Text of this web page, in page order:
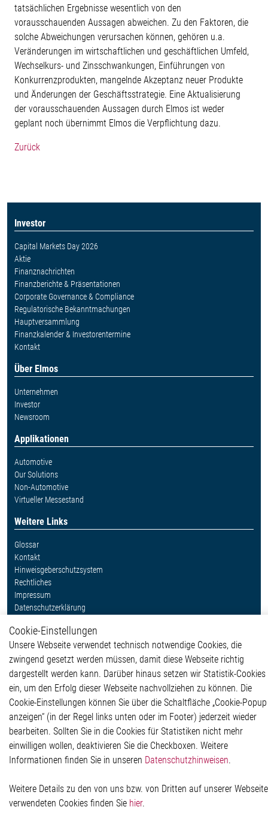
tatsächlichen Ergebnisse wesentlich von den
vorausschauenden Aussagen abweichen. Zu den Faktoren, die
solche Abweichungen verursachen können, gehören u.a.
Veränderungen im wirtschaftlichen und geschäftlichen Umfeld,
Wechselkurs- und Zinsschwankungen, Einführungen von
Konkurrenzprodukten, mangelnde Akzeptanz neuer Produkte
und Änderungen der Geschäftsstrategie. Eine Aktualisierung
der vorausschauenden Aussagen durch Elmos ist weder
geplant noch übernimmt Elmos die Verpflichtung dazu.
Zurück
Investor
Capital Markets Day 2026
Aktie
Finanznachrichten
Finanzberichte & Präsentationen
Corporate Governance & Compliance
Regulatorische Bekanntmachungen
Hauptversammlung
Finanzkalender & Investorentermine
Kontakt
Über Elmos
Unternehmen
Investor
Newsroom
Applikationen
Automotive
Our Solutions
Non-Automotive
Virtueller Messestand
Weitere Links
Glossar
Kontakt
Hinweisgeberschutzsystem
Rechtliches
Impressum
Datenschutzerklärung
Kontakt
Elmos Semiconductor SE
Werkstättenstraße 18
51379 Leverkusen
Telefon: +49 (0) 2171 / 40 183-0
info[at]elmos.com
Cookie-Einstellungen
Unsere Webseite verwendet technisch notwendige Cookies, die
zwingend gesetzt werden müssen, damit diese Webseite richtig
dargestellt werden kann. Darüber hinaus setzen wir Statistik-Cookies
ein, um den Erfolg dieser Webseite nachvollziehen zu können. Die
Cookie-Einstellungen können Sie über die Schaltfläche „Cookie-Popup
anzeigen“ (in der Regel links unten oder im Footer) jederzeit wieder
bearbeiten. Sollten Sie in die Cookies für Statistiken nicht mehr
einwilligen wollen, deaktivieren Sie die Checkboxen. Weitere
Informationen finden Sie in unseren Datenschutzhinweisen.
Weitere Details zu den von uns bzw. von Dritten auf unserer Webseite
verwendeten Cookies finden Sie hier.